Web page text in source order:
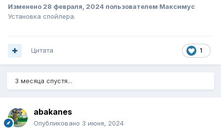
Изменено 28 февраля, 2024 пользователем Максимус
Установка спойлера.
1
Цитата
3 месяца спустя...
abakanes
Опубликовано 3 июня, 2024